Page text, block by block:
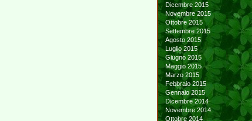
Dicembre 2015
Novembre 2015
Ottobre 2015
Settembre 2015
Agosto 2015
Luglio 2015
Giugno 2015
Maggio 2015
Marzo 2015
Febbraio 2015
Gennaio 2015
Dicembre 2014
Novembre 2014
Ottobre 2014